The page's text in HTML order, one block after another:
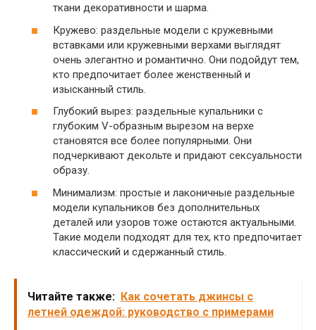
ткани декоративности и шарма.
Кружево: раздельные модели с кружевными
вставками или кружевными верхами выглядят
очень элегантно и романтично. Они подойдут тем,
кто предпочитает более женственный и
изысканный стиль.
Глубокий вырез: раздельные купальники с
глубоким V-образным вырезом на верхе
становятся все более популярными. Они
подчеркивают декольте и придают сексуальности
образу.
Минимализм: простые и лаконичные раздельные
модели купальников без дополнительных
деталей или узоров тоже остаются актуальными.
Такие модели подходят для тех, кто предпочитает
классический и сдержанный стиль.
Читайте также: Как сочетать джинсы с
летней одеждой: руководство с примерами